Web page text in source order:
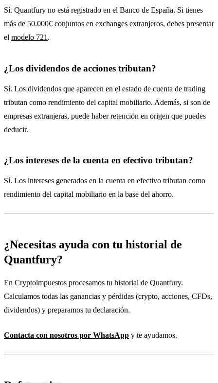
Sí. Quantfury no está registrado en el Banco de España. Si tienes
más de 50.000€ conjuntos en exchanges extranjeros, debes presentar
el modelo 721 .
¿Los dividendos de acciones tributan?
Sí. Los dividendos que aparecen en el estado de cuenta de trading
tributan como rendimiento del capital mobiliario. Además, si son de
empresas extranjeras, puede haber retención en origen que puedes
deducir.
¿Los intereses de la cuenta en efectivo tributan?
Sí. Los intereses generados en la cuenta en efectivo tributan como
rendimiento del capital mobiliario en la base del ahorro.
¿Necesitas ayuda con tu historial de
Quantfury?
En Cryptoimpuestos procesamos tu historial de Quantfury.
Calculamos todas las ganancias y pérdidas (crypto, acciones, CFDs,
dividendos) y preparamos tu declaración.
Contacta con nosotros por WhatsApp y te ayudamos.